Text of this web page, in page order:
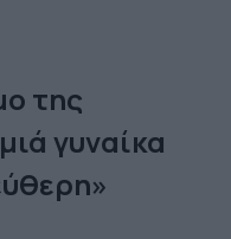
της
γυναίκα